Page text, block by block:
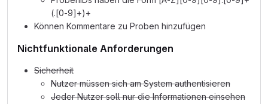
(.[0-9]+)+
Können Kommentare zu Proben hinzufügen
Nichtfunktionale Anforderungen
Sicherheit
Nutzer müssen sich am System authentisieren
Jeder Nutzer soll nur die Informationen einsehen